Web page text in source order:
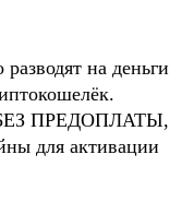
на деньги
БЕЗ ПРЕДОПЛАТЫ,
для активации